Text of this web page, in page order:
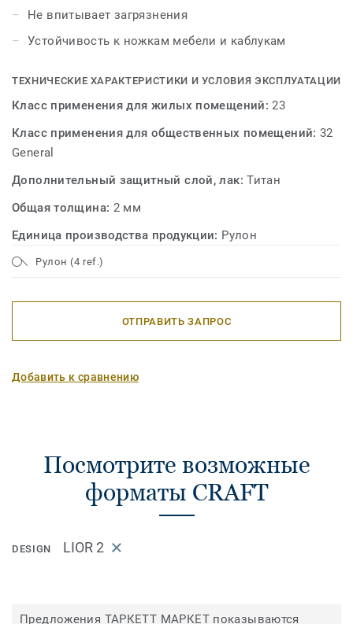
Не впитывает загрязнения
Устойчивость к ножкам мебели и каблукам
ТЕХНИЧЕСКИЕ ХАРАКТЕРИСТИКИ И УСЛОВИЯ ЭКСПЛУАТАЦИИ
Класс применения для жилых помещений:23
Класс применения для общественных помещений:32
General
Дополнительный защитный слой, лак:Титан
Общая толщина: 2 мм
Единица производства продукции: Рулон
Рулон (4 ref.)
ОТПРАВИТЬ ЗАПРОС
Добавить к сравнению
Посмотрите возможные
форматы CRAFT
DESIGN LIOR 2
Предложения ТАРКЕТТ МАРКЕТ показываются